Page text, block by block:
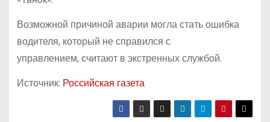
Возможной причиной аварии могла стать ошибка
водителя, который не справился с
управлением, считают в экстренных службой.
Источник: Российская газета